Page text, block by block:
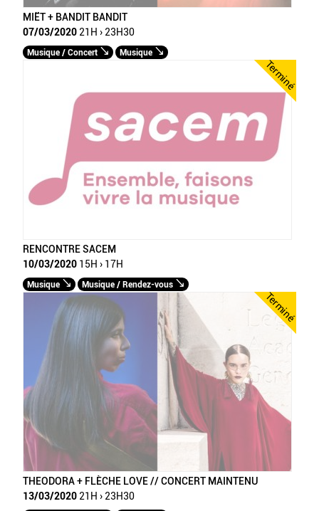
MIËT + BANDIT BANDIT
07/03/2020 21H › 23H30
Musique / Concert Musique
Terminé
RENCONTRE SACEM
10/03/2020 15H › 17H
Musique Musique / Rendez-vous
Terminé
THEODORA + FLÈCHE LOVE // CONCERT MAINTENU
13/03/2020 21H › 23H30